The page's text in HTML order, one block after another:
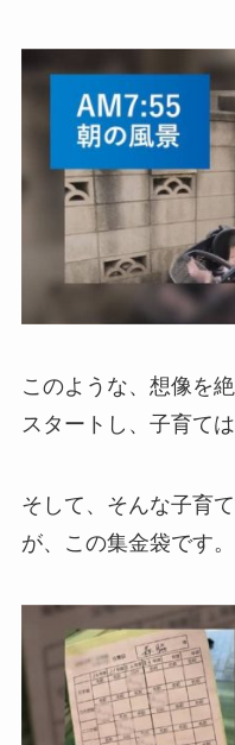
このような、想像を
スタートし、子育て
そして、そんな子育
が、この集金袋です。